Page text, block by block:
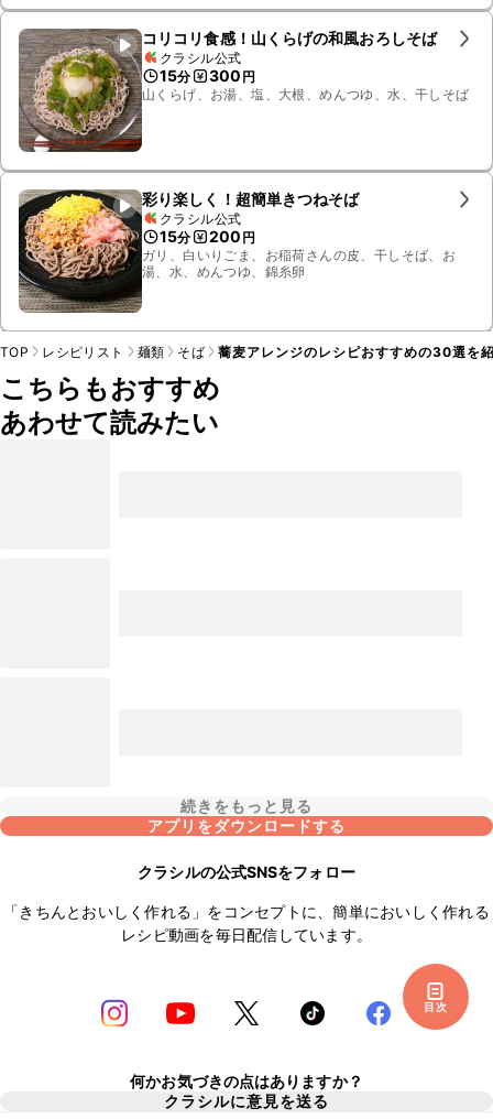
コリコリ食感！山くらげの和風おろしそば
クラシル公式
15分 300 円
山くらげ、お湯、塩、大根、めんつゆ、水、干しそば
彩り楽しく！超簡単きつねそば
クラシル公式
15分 200 円
ガリ、白いりごま、お稲荷さんの皮、干しそば、お
湯、水、めんつゆ、錦糸卵
目次
TOP レシピリスト 麺類 そば 蕎麦アレンジのレシピおすすめの30選を
こちらもおすすめ
あわせて読みたい
続きをもっと見る
アプリをダウンロードする
クラシルの公式SNSをフォロー
「きちんとおいしく作れる」をコンセプトに、簡単においしく作れる
レシピ動画を毎日配信しています。
何かお気づきの点はありますか？
クラシルに意見を送る